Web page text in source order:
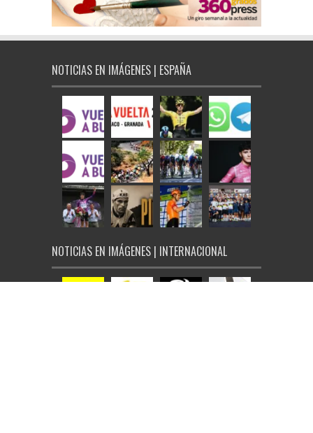
NOTICIAS EN IMÁGENES | ESPAÑA
NOTICIAS EN IMÁGENES | INTERNACIONAL